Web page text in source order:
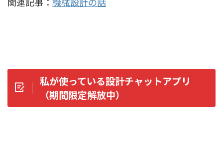
私が使っている設計チャットアプリ
（期間限定解放中）